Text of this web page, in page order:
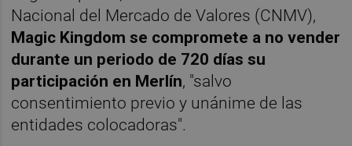
Nacional del Mercado de Valores (CNMV),
Magic Kingdom se compromete a no vender
durante un periodo de 720 días su
participación en Merlín, "salvo
consentimiento previo y unánime de las
entidades colocadoras".